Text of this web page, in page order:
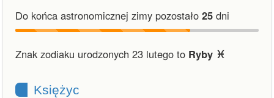
Do końca astronomicznej zimy pozostało 25 dni
Znak zodiaku urodzonych 23 lutego to Ryby ♓︎
Księżyc